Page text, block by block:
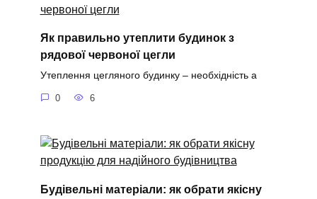
Як правильно утеплити будинок з
рядової червоної цегли
Утеплення цегляного будинку – необхідність а
0 6
Будівельні матеріали: як обрати якісну